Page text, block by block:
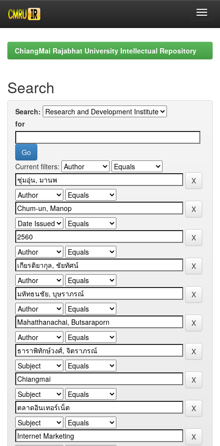
navigationChiangMai Rajabhat University Intellectual Repository
Search
Search:
for
Current filters: